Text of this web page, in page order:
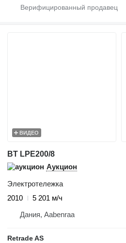
ВИДЕО
BT LPE200/8
Аукцион
Электротележка
2010
5 201 м/ч
Дания, Aabenraa
Retrade AS